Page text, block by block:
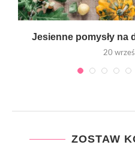
Jesienne pomysły na
20
ZOSTAW